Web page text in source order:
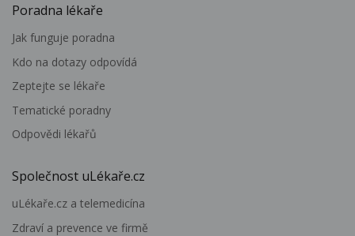
Poradna lékaře
Jak funguje poradna
Kdo na dotazy odpovídá
Zeptejte se lékaře
Tematické poradny
Odpovědi lékařů
Společnost uLékaře.cz
uLékaře.cz a telemedicína
Zdraví a prevence ve firmě